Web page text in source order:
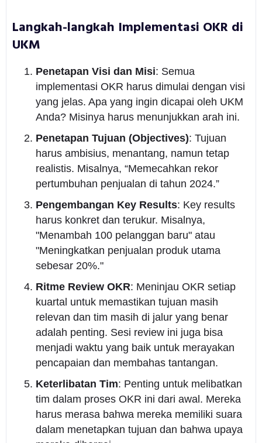
Langkah-langkah Implementasi OKR di
UKM
Penetapan Visi dan Misi: Semua
implementasi OKR harus dimulai dengan visi
yang jelas. Apa yang ingin dicapai oleh UKM
Anda? Misinya harus menunjukkan arah ini.
Penetapan Tujuan (Objectives): Tujuan
harus ambisius, menantang, namun tetap
realistis. Misalnya, “Memecahkan rekor
pertumbuhan penjualan di tahun 2024.”
Pengembangan Key Results: Key results
harus konkret dan terukur. Misalnya,
"Menambah 100 pelanggan baru" atau
"Meningkatkan penjualan produk utama
sebesar 20%."
Ritme Review OKR: Meninjau OKR setiap
kuartal untuk memastikan tujuan masih
relevan dan tim masih di jalur yang benar
adalah penting. Sesi review ini juga bisa
menjadi waktu yang baik untuk merayakan
pencapaian dan membahas tantangan.
Keterlibatan Tim: Penting untuk melibatkan
tim dalam proses OKR ini dari awal. Mereka
harus merasa bahwa mereka memiliki suara
dalam menetapkan tujuan dan bahwa upaya